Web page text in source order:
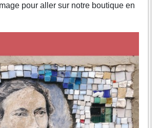
pour aller sur notre boutique en